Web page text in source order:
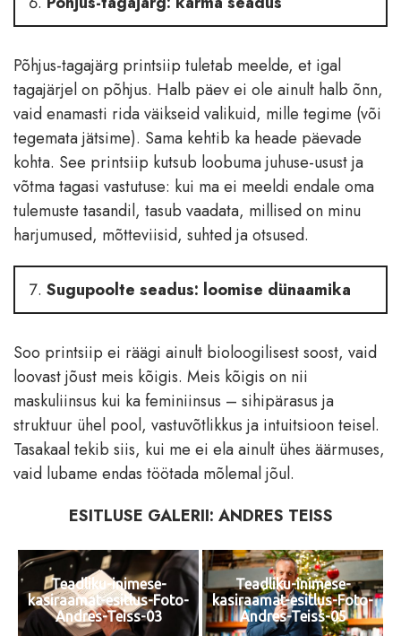
Põhjus-tagajärg printsiip tuletab meelde, et igal
tagajärjel on põhjus. Halb päev ei ole ainult halb õnn,
vaid enamasti rida väikseid valikuid, mille tegime (või
tegemata jätsime). Sama kehtib ka heade päevade
kohta. See printsiip kutsub loobuma juhuse-usust ja
võtma tagasi vastutuse: kui ma ei meeldi endale oma
tulemuste tasandil, tasub vaadata, millised on minu
harjumused, mõtteviisid, suhted ja otsused.
Sugupoolte seadus: loomise dünaamika
Soo printsiip ei räägi ainult bioloogilisest soost, vaid
loovast jõust meis kõigis. Meis kõigis on nii
maskuliinsus kui ka feminiinsus – sihipärasus ja
struktuur ühel pool, vastuvõtlikkus ja intuitsioon teisel.
Tasakaal tekib siis, kui me ei ela ainult ühes äärmuses,
vaid lubame endas töötada mõlemal jõul.
ESITLUSE GALERII: ANDRES TEISS
Teadliku-inimese-
kasiraamat-esitlus-Foto-
Andres-Teiss-03
Teadliku-inimese-
kasiraamat-esitlus-Foto-
Andres-Teiss-05